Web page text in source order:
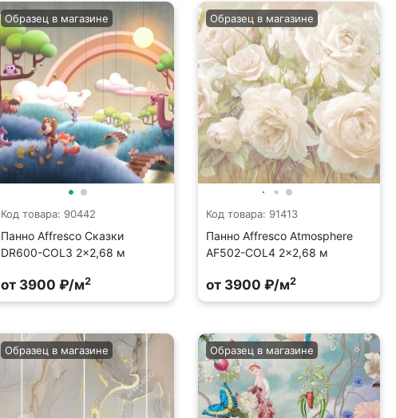
Код товара: 90442
Панно Affresco Сказки
DR600-COL3 2x2,68 м
Образец в магазине
от 3900 ₽/м2
Код товара: 91413
Панно Affresco Atmosphere
AF502-COL4 2x2,68 м
Образец в магазине
от 3900 ₽/м2
Образец в магазине Образец в магазине